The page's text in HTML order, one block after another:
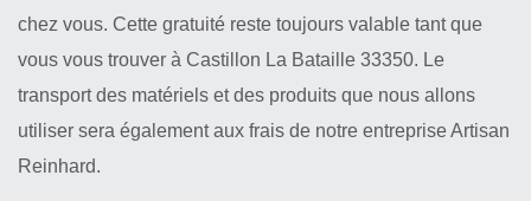
chez vous. Cette gratuité reste toujours valable tant que
vous vous trouver à Castillon La Bataille 33350. Le
transport des matériels et des produits que nous allons
utiliser sera également aux frais de notre entreprise Artisan
Reinhard.